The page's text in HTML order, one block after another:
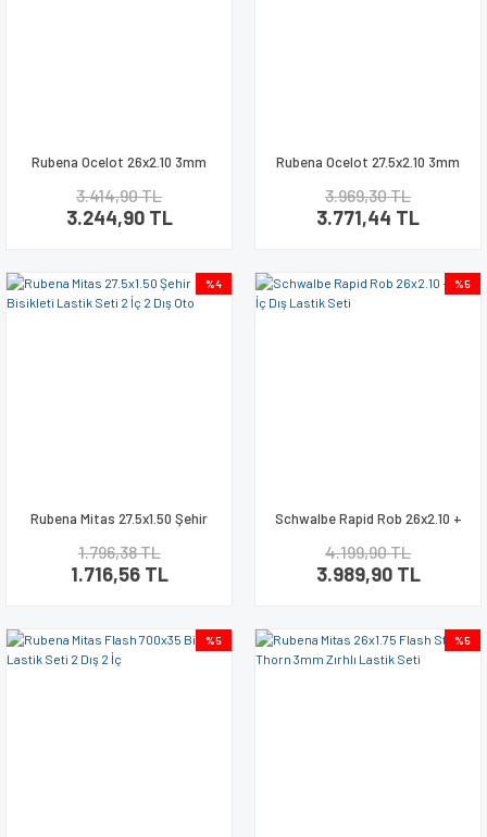
Rubena Ocelot 26x2.10 3mm
3.414,90 TL
3.244,90 TL
Rubena Ocelot 27.5x2.10 3mm
3.969,30 TL
3.771,44 TL
%4
Rubena Mitas 27.5x1.50 Şehir
Oto
1.796,38 TL
1.716,56 TL
%5
Schwalbe Rapid Rob 26x2.10 +
4.199,90 TL
3.989,90 TL
%5 %5